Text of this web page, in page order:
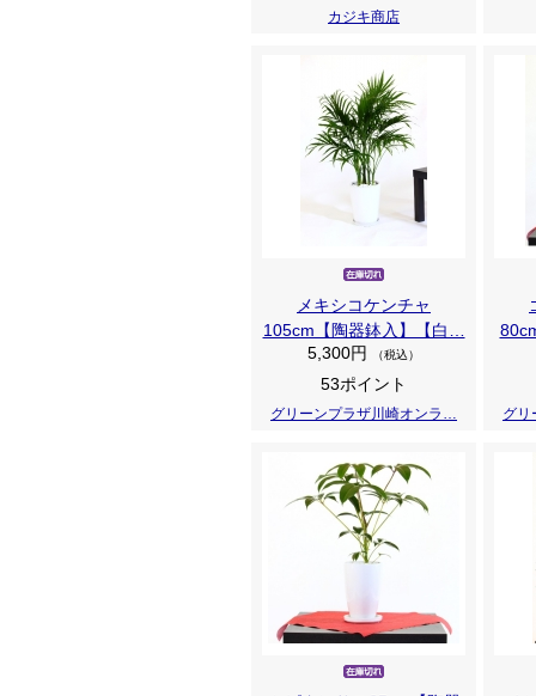
カジキ商店
メキシコケンチャ
105cm【陶器鉢入】【白…
5,300円
（税込）
53ポイント
グリーンプラザ川崎オンラ… グ